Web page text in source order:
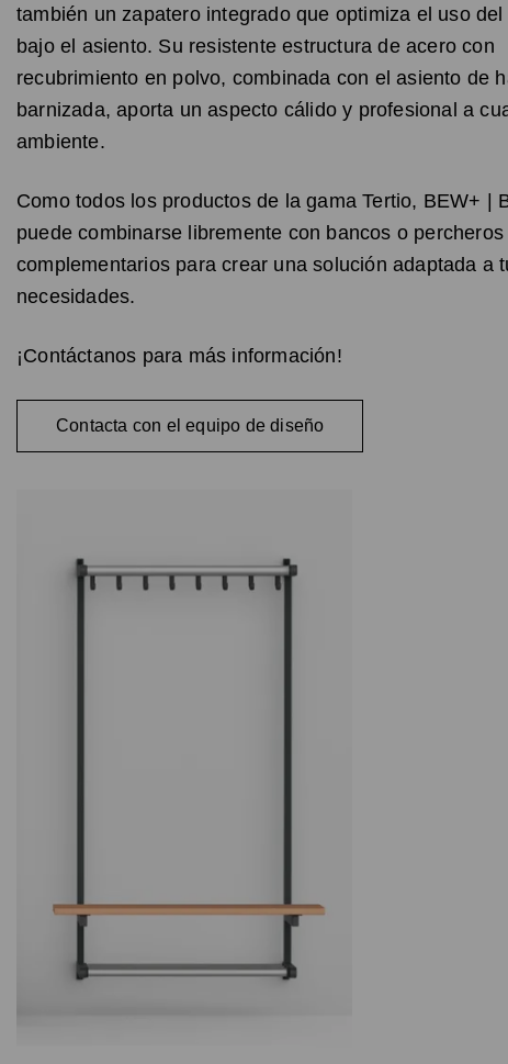
también un zapatero integrado que optimiza el uso
bajo el asiento. Su resistente estructura de acero con
recubrimiento en polvo, combinada con el asiento de
barnizada, aporta un aspecto cálido y profesional a
ambiente.
Como todos los productos de la gama Tertio, BEW+ |
puede combinarse libremente con bancos o percheros
complementarios para crear una solución adaptada a
necesidades.
¡Contáctanos para más información!
Contacta con el equipo de diseño